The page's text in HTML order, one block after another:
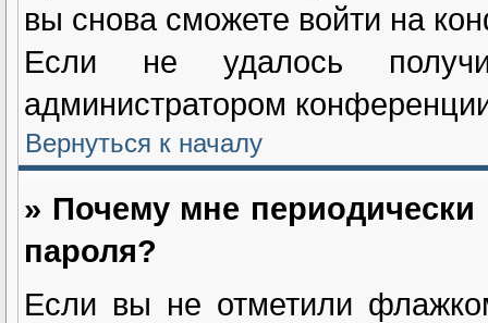
вы снова сможете войти на
Если не удалось
администратором
Вернуться к началу
» Почему мне
пароля?
Если вы не отметили